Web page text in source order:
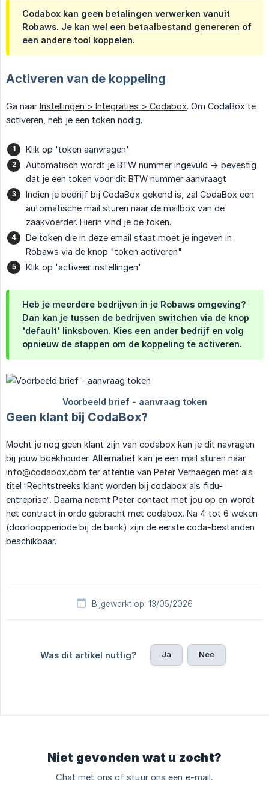
Codabox kan geen betalingen verwerken vanuit
Robaws. Je kan wel een betaalbestand genereren of
een andere tool koppelen.
Activeren van de koppeling
Ga naar Instellingen > Integraties > Codabox. Om CodaBox te
activeren, heb je een token nodig.
Klik op 'token aanvragen'
Automatisch wordt je BTW nummer ingevuld -> bevestig
dat je een token voor dit BTW nummer aanvraagt
Indien je bedrijf bij CodaBox gekend is, zal CodaBox een
automatische mail sturen naar de mailbox van de
zaakvoerder. Hierin vind je de token.
De token die in deze email staat moet je ingeven in
Robaws via de knop "token activeren"
Klik op 'activeer instellingen'
Heb je meerdere bedrijven in je Robaws omgeving?
Dan kan je tussen de bedrijven switchen via de knop
'default' linksboven. Kies een ander bedrijf en volg
opnieuw de stappen om de koppeling te activeren.
Geen klant bij CodaBox?
Mocht je nog geen klant zijn van codabox kan je dit navragen
bij jouw boekhouder. Alternatief kan je een mail sturen naar
info@codabox.com ter attentie van Peter Verhaegen met als
titel “Rechtstreeks klant worden bij codabox als fidu-
entreprise”. Daarna neemt Peter contact met jou op en wordt
het contract in orde gebracht met codabox. Na 4 tot 6 weken
(doorloopperiode bij de bank) zijn de eerste coda-bestanden
beschikbaar.
Bijgewerkt op: 13/05/2026
Was dit artikel nuttig? Ja Nee
Niet gevonden wat u zocht?
Chat met ons of stuur ons een e-mail.